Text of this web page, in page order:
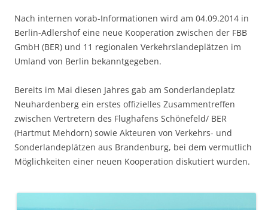
Nach internen vorab-Informationen wird am 04.09.2014 in
Berlin-Adlershof eine neue Kooperation zwischen der FBB
GmbH (BER) und 11 regionalen Verkehrslandeplätzen im
Umland von Berlin bekanntgegeben.
Bereits im Mai diesen Jahres gab am Sonderlandeplatz
Neuhardenberg ein erstes offizielles Zusammentreffen
zwischen Vertretern des Flughafens Schönefeld/ BER
(Hartmut Mehdorn) sowie Akteuren von Verkehrs- und
Sonderlandeplätzen aus Brandenburg, bei dem vermutlich
Möglichkeiten einer neuen Kooperation diskutiert wurden.